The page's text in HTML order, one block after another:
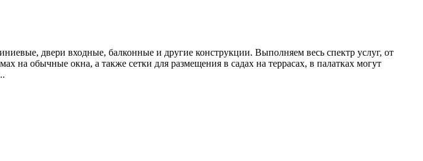
двери входные, балконные и другие конструкции. Выполняем весь спектр услуг, от
на обычные окна, а также сетки для размещения в садах на террасах, в палатках могут